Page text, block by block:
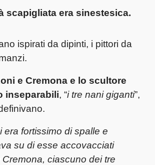
scapigliata era sinestesica.
ispirati da dipinti, i pittori da
e Cremona e lo scultore
inseparabili, “i tre nani giganti”,
era fortissimo di spalle e
su di esse accovacciati
Cremona, ciascuno dei tre